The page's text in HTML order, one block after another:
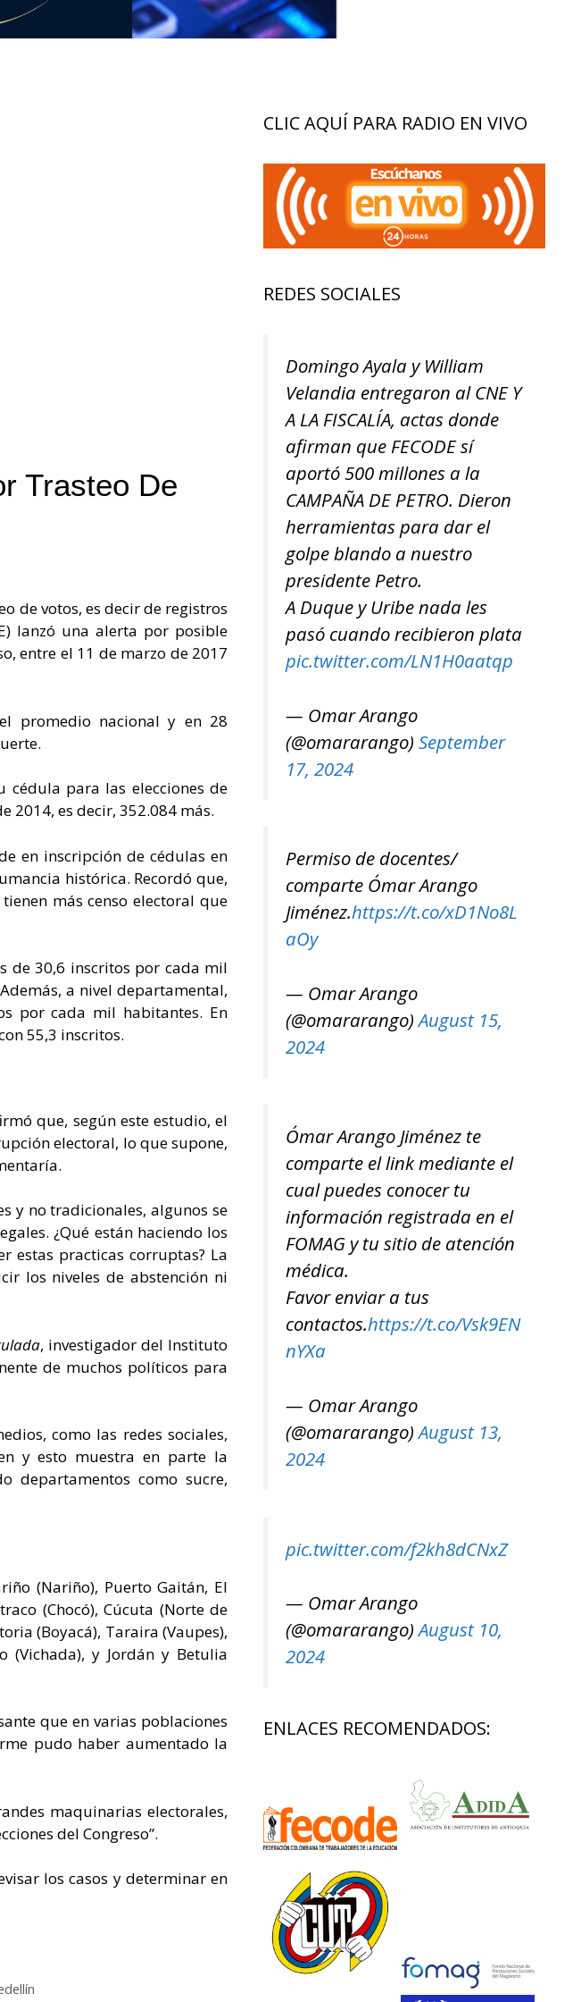
Trasteo De
de votos, es decir de registros
lanzó una alerta por posible
entre el 11 de marzo de 2017
promedio nacional y en 28
cédula para las elecciones de
2014, es decir, 352.084 más.
en inscripción de cédulas en
histórica. Recordó que,
más censo electoral que
de 30,6 inscritos por cada mil
a nivel departamental,
por cada mil habitantes. En
55,3 inscritos.
que, según este estudio, el
electoral, lo que supone,
y no tradicionales, algunos se
¿Qué están haciendo los
estas practicas corruptas? La
los niveles de abstención ni
, investigador del Instituto
de muchos políticos para
como las redes sociales,
y esto muestra en parte la
departamentos como sucre,
(Nariño), Puerto Gaitán, El
(Chocó), Cúcuta (Norte de
(Boyacá), Taraira (Vaupes),
(Vichada), y Jordán y Betulia
que en varias poblaciones
pudo haber aumentado la
maquinarias electorales,
del Congreso”.
los casos y determinar en
CLIC AQUÍ PARA RADIO EN VIVO
REDES SOCIALES
Domingo Ayala y William
Velandia entregaron al CNE Y
A LA FISCALÍA, actas donde
afirman que FECODE sí
aportó 500 millones a la
CAMPAÑA DE PETRO. Dieron
herramientas para dar el
golpe blando a nuestro
presidente Petro.
A Duque y Uribe nada les
pasó cuando recibieron plata
pic.twitter.com/LN1H0aatqp
— Omar Arango
(@omararango) September
17, 2024
Permiso de docentes/
comparte Ómar Arango
Jiménez.https://t.co/xD1No8L
aOy
— Omar Arango
(@omararango)August 15,
2024
Ómar Arango Jiménez te
comparte el link mediante el
cual puedes conocer tu
información registrada en el
FOMAG y tu sitio de atención
médica.
Favor enviar a tus
contactos.https://t.co/Vsk9EN
nYXa
— Omar Arango
(@omararango)August 13,
2024
pic.twitter.com/f2kh8dCNxZ
— Omar Arango
(@omararango)August 10,
2024
ENLACES RECOMENDADOS: